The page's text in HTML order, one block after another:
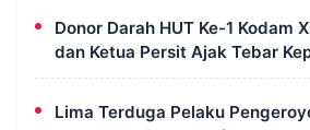
Donor Darah HUT Ke-1 Kodam
dan Ketua Persit Ajak Tebar
Sesama
Lima Terduga Pelaku